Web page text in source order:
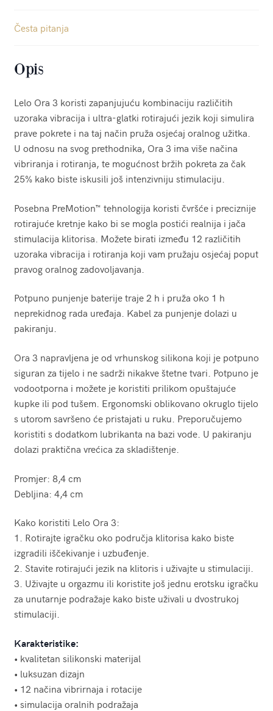
Česta pitanja
Opis
Lelo Ora 3 koristi zapanjujuću kombinaciju različitih
uzoraka vibracija i ultra-glatki rotirajući jezik koji simulira
prave pokrete i na taj način pruža osjećaj oralnog užitka.
U odnosu na svog prethodnika, Ora 3 ima više načina
vibriranja i rotiranja, te mogućnost bržih pokreta za čak
25% kako biste iskusili još intenzivniju stimulaciju.
Posebna PreMotion™ tehnologija koristi čvršće i preciznije
rotirajuće kretnje kako bi se mogla postići realnija i jača
stimulacija klitorisa. Možete birati između 12 različitih
uzoraka vibracija i rotiranja koji vam pružaju osjećaj poput
pravog oralnog zadovoljavanja.
Potpuno punjenje baterije traje 2 h i pruža oko 1 h
neprekidnog rada uređaja. Kabel za punjenje dolazi u
pakiranju.
Ora 3 napravljena je od vrhunskog silikona koji je potpuno
siguran za tijelo i ne sadrži nikakve štetne tvari. Potpuno je
vodootporna i možete je koristiti prilikom opuštajuće
kupke ili pod tušem. Ergonomski oblikovano okruglo tijelo
s utorom savršeno će pristajati u ruku. Preporučujemo
koristiti s dodatkom lubrikanta na bazi vode. U pakiranju
dolazi praktična vrećica za skladištenje.
Promjer: 8,4 cm
Debljina: 4,4 cm
Kako koristiti Lelo Ora 3:
1. Rotirajte igračku oko područja klitorisa kako biste
izgradili iščekivanje i uzbuđenje.
2. Stavite rotirajući jezik na klitoris i uživajte u stimulaciji.
3. Uživajte u orgazmu ili koristite još jednu erotsku igračku
za unutarnje podražaje kako biste uživali u dvostrukoj
stimulaciji.
Karakteristike:
• kvalitetan silikonski materijal
• luksuzan dizajn
• 12 načina vibrirnaja i rotacije
• simulacija oralnih podražaja